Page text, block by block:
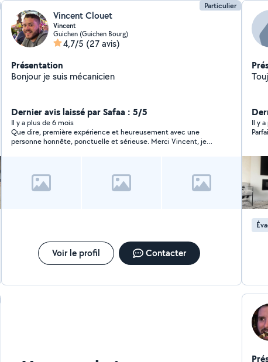
Particulier
Vincent Clouet
Vincent
Guichen (Guichen Bourg)
4,7/5 (27 avis)
Présentation
Bonjour je suis mécanicien
Dernier avis laissé par Safaa : 5/5
Il y a plus de 6 mois
Que dire, première expérience et heureusement avec une
personne honnête, ponctuelle et sérieuse. Merci Vincent, je
Voir le profil Contacter
Il y